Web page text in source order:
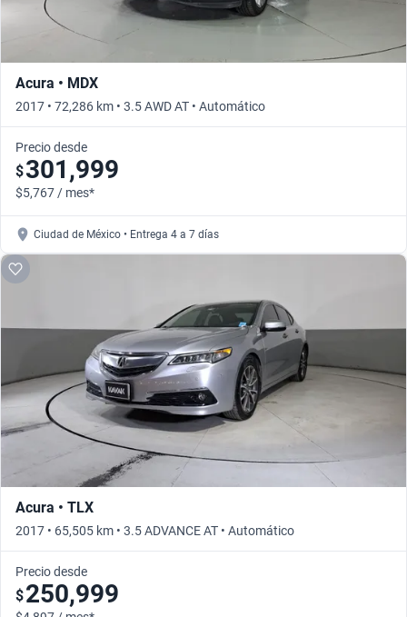
Acura • MDX
2017 • 72,286 km • 3.5 AWD AT • Automático
Precio desde
$301,999
$5,767 / mes*
Ciudad de México • Entrega 4 a 7 días
Acura • TLX
2017 • 65,505 km • 3.5 ADVANCE AT • Automático
Precio desde
$250,999